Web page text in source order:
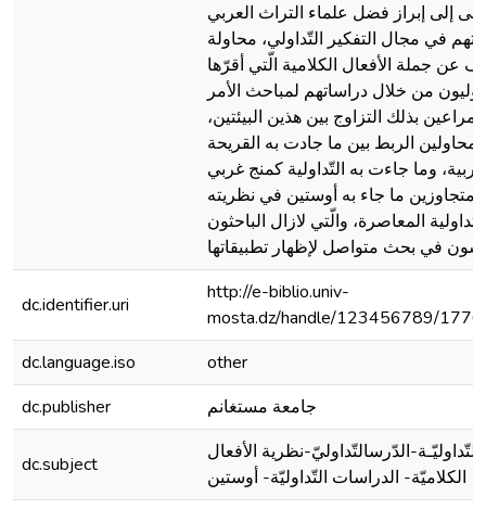
إلى إبراز فضل علماء التراث العربي
في مجال التفكير التّداولي، محاولة
عن جملة الأفعال الكلامية الّتي أقرّها
من خلال دراساتهم لمباحث الأمر
مراعين بذلك التزاوج بين هذين البيئتين،
ومحاولين الربط بين ما جادت به القريحة
وما جاءت به التّداولية كمنج غربي
متجاوزين ما جاء به أوستين في نظريته
التداولية المعاصرة، والّتي لازال الباحثون
dc.identifier.uri
http://e-biblio.univ-
mosta.dz/handle/123456789/
dc.language.iso
other
dc.publisher
جامعة مستغانم
dc.subject
التّداوليّـة-الدّرسالتّداوليّ-نظرية الأفعال
الكلاميّة- الدراسات التّداوليّة- أوستين